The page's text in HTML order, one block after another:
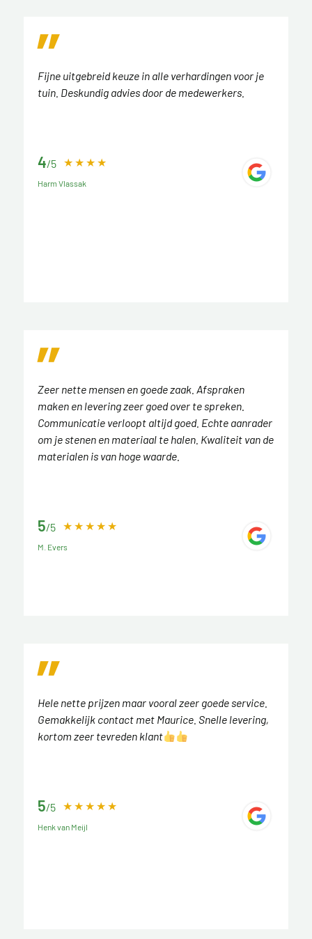
Fijne uitgebreid keuze in alle verhardingen voor je
tuin. Deskundig advies door de medewerkers.
4/5
Harm Vlassak
Zeer nette mensen en goede zaak. Afspraken
maken en levering zeer goed over te spreken.
Communicatie verloopt altijd goed. Echte aanrader
om je stenen en materiaal te halen. Kwaliteit van de
materialen is van hoge waarde.
5/5
M. Evers
Hele nette prijzen maar vooral zeer goede service.
Gemakkelijk contact met Maurice. Snelle levering,
kortom zeer tevreden klant
5/5
Henk van Meijl